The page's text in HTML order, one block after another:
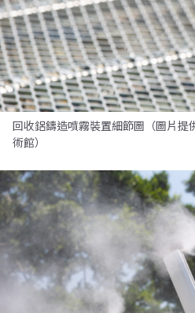
回收鋁鑄造噴霧裝置細節圖（圖片提
術館）